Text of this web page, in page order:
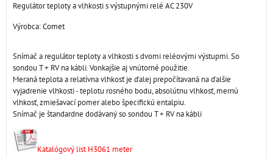
Regulátor teploty a vlhkosti s výstupnými relé AC 230V
Výrobca:Comet
Snímač a regulátor teploty a vlhkosti s dvomi reléovými výstupmi. So
sondou T + RV na kábli. Vonkajšie aj vnútorné použitie.
Meraná teplota a relatívna vlhkosť je ďalej prepočítavaná na ďalšie
vyjadrenie vlhkosti - teplotu rosného bodu, absolútnu vlhkosť, mernú
vlhkosť, zmiešavací pomer alebo špecifickú entalpiu.
Snímač je štandardne dodávaný so sondou T + RV na kábli
Katalógový list H3061 meter